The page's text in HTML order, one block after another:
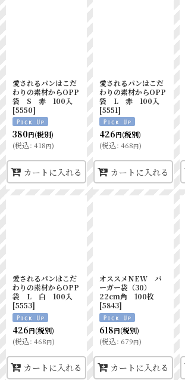
愛されるパンはこだ
わりの素材からOPP
袋 S 赤 100入
[5550]
380円(税別)
(税込: 418円)
カートに入れる
愛されるパンはこだ
わりの素材からOPP
袋 L 赤 100入
[5551]
426円(税別)
(税込: 468円)
カートに入れる
愛されるパンはこだ
わりの素材からOPP
袋 L 白 100入
[5553]
426円(税別)
(税込: 468円)
カートに入れる
オススメNEW バ
ーガー袋（30）
22cm角 100枚
[5843]
618円(税別)
(税込: 679円)
カートに入れる